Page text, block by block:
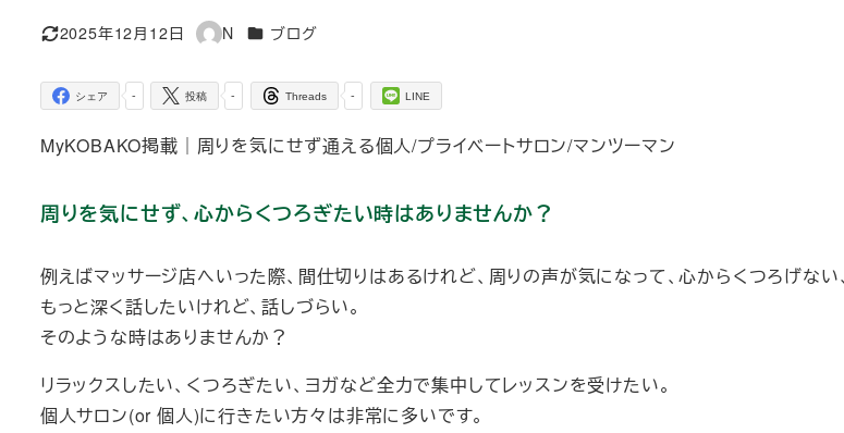
更新日
2025年12月12日
著
N カテゴリー
ブログ
-
シェア -
投稿 -
Threads LINE
MyKOBAKO掲載｜周りを気にせず通える個人/プライベートサロン/マンツーマン
周りを気にせず、心からくつろぎたい時はありませんか？
例えばマッサージ店へいった際、間仕切りはあるけれど、周りの声が気になって、心からくつろげない、
もっと深く話したいけれど、話しづらい。
そのような時はありませんか？
リラックスしたい、くつろぎたい、ヨガなど全力で集中してレッスンを受けたい。
個人サロン(or 個人)に行きたい方々は非常に多いです。